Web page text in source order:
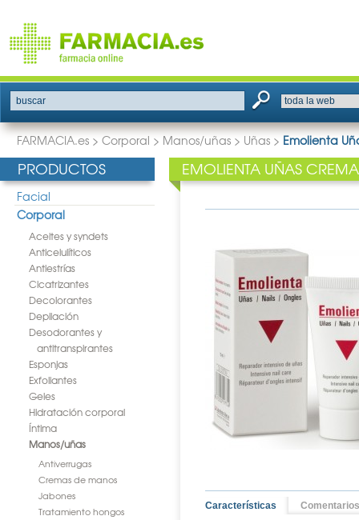
buscar
FARMACIA.es > Corporal > Manos/uñas > Uñas > Emolienta
PRODUCTOS
Facial
Corporal
Aceites y syndets
Anticelulíticos
Antiestrías
Cicatrizantes
Decolorantes
Depilación
Desodorantes y
antitranspirantes
Esponjas
Exfoliantes
Geles
Hidratación corporal
Íntima
Manos/uñas
Antiverrugas
Cremas de manos
Jabones
Tratamiento hongos
EMOLIENTA UÑAS
Características Comentarios